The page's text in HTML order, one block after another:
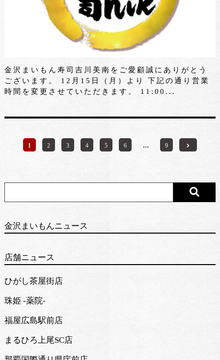
金沢まいもん寿司吉川美南をご愛顧誠にありがとう
ございます。 12月15日（月）より 下記の通り営業
時間を変更させていただきます。 11:00...
1 2 3 4 5 6 … 9
金沢まいもんニュース
店舗ニュース
ひがし茶屋街店
珠姫 -薬院-
福屋広島駅前店
まるひろ上尾SC店